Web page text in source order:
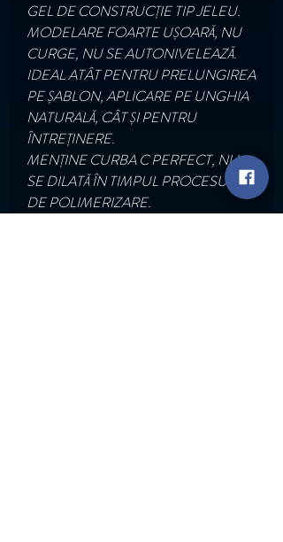
GEL DE CONSTRUCȚIE TIP JELEU.
MODELARE FOARTE UȘOARĂ, NU
CURGE, NU SE AUTONIVELEAZĂ.
IDEAL ATÂT PENTRU PRELUNGIREA
PE ȘABLON, APLICARE PE UNGHIA
NATURALĂ, CÂT ȘI PENTRU
ÎNTREȚINERE.
MENȚINE CURBA C PERFECT, NU
SE DILATĂ ÎN TIMPUL PROCESULUI
DE POLIMERIZARE.